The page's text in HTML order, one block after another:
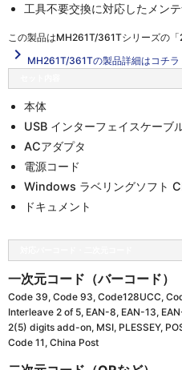
工具不要交換に対応したメン
この製品はMH261T/361Tシリーズの「
navigate_next MH261T/361Tの製品詳細はコチラ
本体
USB インターフェイスケーブ
ACアダプタ
電源コード
Windows ラベリングソフト
ドキュメント
一次元コード（バーコード）
Code 39, Code 93, Code128UCC,
Interleave 2 of 5, EAN-8, EAN-13,
2(5) digits add-on, MSI, PLESSEY,
Code 11, China Post